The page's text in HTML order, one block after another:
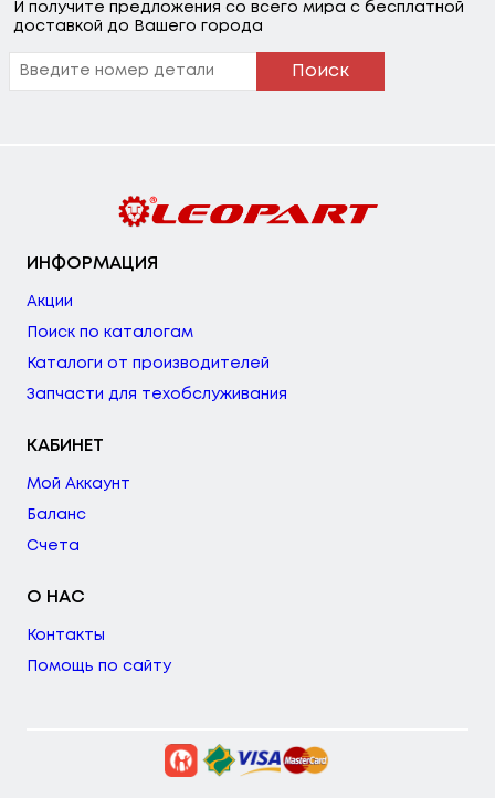
И получите предложения со всего мира с бесплатной
доставкой до Вашего города
Поиск
ИНФОРМАЦИЯ
Акции
Поиск по каталогам
Каталоги от производителей
Запчасти для техобслуживания
КАБИНЕТ
Мой Аккаунт
Баланс
Счета
О НАС
Контакты
Помощь по сайту